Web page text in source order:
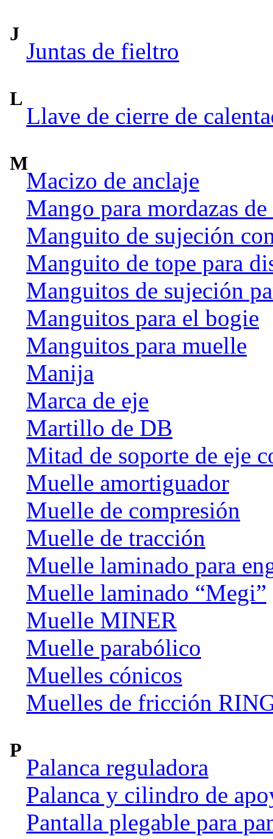
J
Juntas de fieltro
L
Llave de cierre de
M
Macizo de anclaje
Mango para mordazas de
Manguito de sujeción
Manguito de tope para
Manguitos de sujeción
Manguitos para el bogie
Manguitos para muelle
Manija
Marca de eje
Martillo de DB
Mitad de soporte de eje
Muelle amortiguador
Muelle de compresión
Muelle de tracción
Muelle laminado para
Muelle laminado “Megi”
Muelle MINER
Muelle parabólico
Muelles cónicos
Muelles de fricción
P
Palanca reguladora
Palanca y cilindro de
Pantalla plegable para